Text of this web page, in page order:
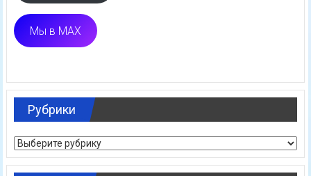
Мы в MAX
Рубрики
Рубрики